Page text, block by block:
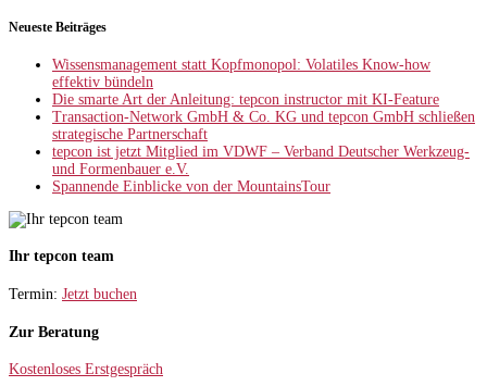
Neueste Beiträges
Wissensmanagement statt Kopfmonopol: Volatiles Know-how
effektiv bündeln
Die smarte Art der Anleitung: tepcon instructor mit KI-Feature
Transaction-Network GmbH & Co. KG und tepcon GmbH schließen
strategische Partnerschaft
tepcon ist jetzt Mitglied im VDWF – Verband Deutscher Werkzeug-
und Formenbauer e.V.
Spannende Einblicke von der MountainsTour
Ihr tepcon team
Termin: Jetzt buchen
Zur Beratung
Kostenloses Erstgespräch